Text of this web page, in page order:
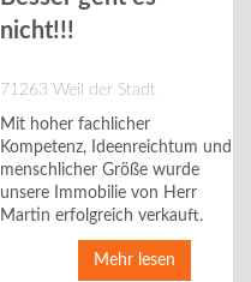
nicht!!!
71263 Weil der Stadt
Mit hoher fachlicher
Kompetenz, Ideenreichtum und
menschlicher Größe wurde
unsere Immobilie von Herr
Martin erfolgreich verkauft.
Mehr lesen